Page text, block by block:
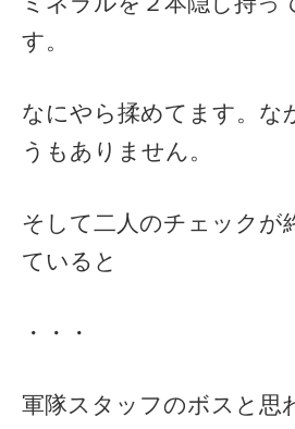
す。
なにやら揉めてます。な
うもありません。
そして二人のチェックが
ていると
・・・
軍隊スタッフのボスと思